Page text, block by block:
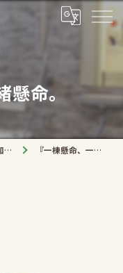
懸命。
『一棟懸命、一緒懸命。